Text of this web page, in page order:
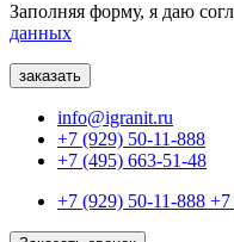
Заполняя форму, я даю
данных
info@igranit.ru
+7 (929) 50-11-888
+7 (495) 663-51-48
+7 (929) 50-11-888 +7